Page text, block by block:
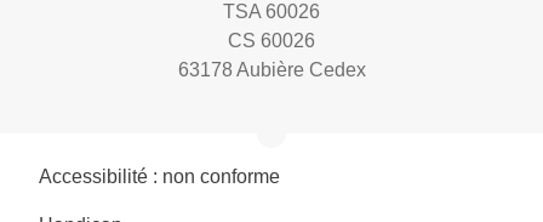
TSA 60026
CS 60026
63178 Aubière Cedex
Accessibilité : non conforme